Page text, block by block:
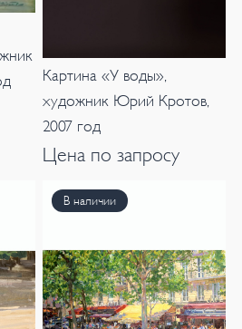
Картина «У воды»,
художник Юрий Кротов,
2007 год
Цена по запросу
В наличии